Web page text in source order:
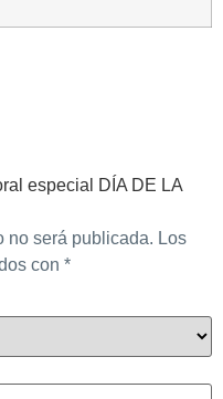
especial DÍA DE LA
no será publicada. Los
con *